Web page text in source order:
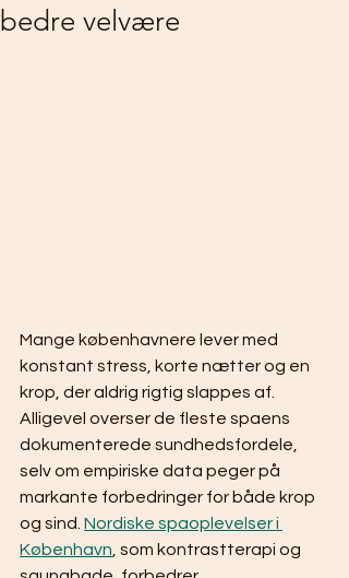
bedre velvære
Mange københavnere lever med
konstant stress, korte nætter og en
krop, der aldrig rigtig slappes af.
Alligevel overser de fleste spaens
dokumenterede sundhedsfordele,
selv om empiriske data peger på
markante forbedringer for både krop
og sind. Nordiske spaoplevelser i
København , som kontrastterapi og